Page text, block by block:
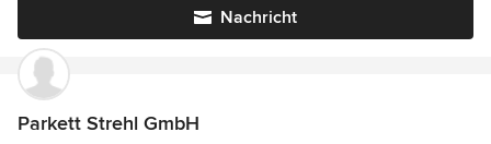
Nachricht
Parkett Strehl GmbH